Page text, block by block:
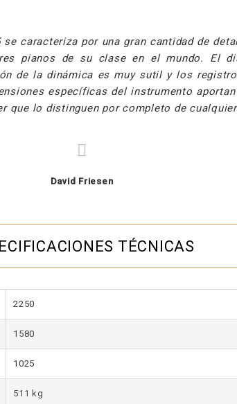
se caracteriza por una gran cantidad de
pianos de su clase en el mundo. El
de la dinámica es muy sutil y los
específicas del instrumento
que lo distinguen por completo de
David Friesen
TÉCNICAS
2250
1580
1025
511 kg